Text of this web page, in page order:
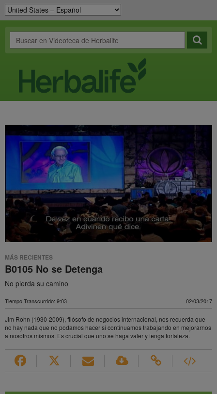
MÁS RECIENTES
B0105 No se Detenga
No pierda su camino
Tiempo Transcurrido: 9:03 02/03/2017
Jim Rohn (1930-2009), filósofo de negocios internacional, nos recuerda que
no hay nada que no podamos hacer si continuamos trabajando en mejorarnos
a nosotros mismos. Es crucial que uno se haga valer y tenga fortaleza.